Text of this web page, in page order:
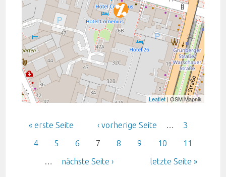
Leaflet| OSM Mapnik
Seiten
« erste Seite ‹ vorherige Seite …
3
4
5 6 7 8 9 10
11
…
nächste Seite › letzte Seite »